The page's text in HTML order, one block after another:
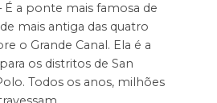
É a ponte mais famosa de
mais antiga das quatro
o Grande Canal. Ela é a
os distritos de San
Todos os anos, milhões